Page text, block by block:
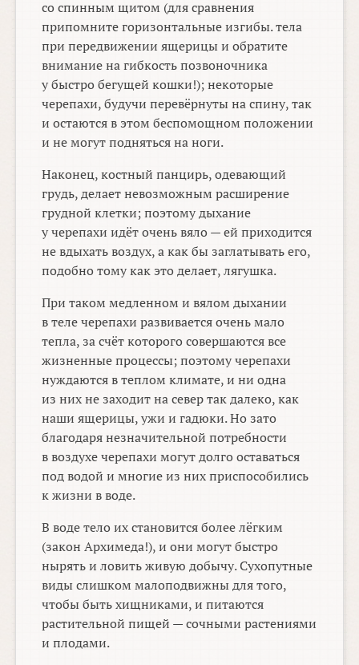
со спинным щитом (для сравнения
припомните горизонтальные изгибы. тела
при передвижении ящерицы и обратите
внимание на гибкость позвоночника
у быстро бегущей кошки!); некоторые
черепахи, будучи перевёрнуты на спину, так
и остаются в этом беспомощном положении
и не могут подняться на ноги.
Наконец, костный панцирь, одевающий
грудь, делает невозможным расширение
грудной клетки; поэтому дыхание
у черепахи идёт очень вяло — ей приходится
не вдыхать воздух, а как бы заглатывать его,
подобно тому как это делает, лягушка.
При таком медленном и вялом дыхании
в теле черепахи развивается очень мало
тепла, за счёт которого совершаются все
жизненные процессы; поэтому черепахи
нуждаются в теплом климате, и ни одна
из них не заходит на север так далеко, как
наши ящерицы, ужи и гадюки. Но зато
благодаря незначительной потребности
в воздухе черепахи могут долго оставаться
под водой и многие из них приспособились
к жизни в воде.
В воде тело их становится более лёгким
(закон Архимеда!), и они могут быстро
нырять и ловить живую добычу. Сухопутные
виды слишком малоподвижны для того,
чтобы быть хищниками, и питаются
растительной пищей — сочными растениями
и плодами.